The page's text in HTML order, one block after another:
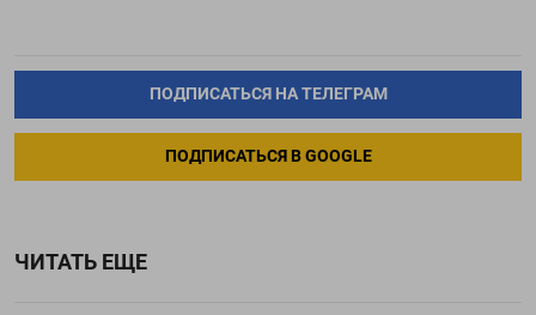
ПОДПИСАТЬСЯ НА ТЕЛЕГРАМ
ПОДПИСАТЬСЯ В GOOGLE
ЧИТАТЬ ЕЩЕ